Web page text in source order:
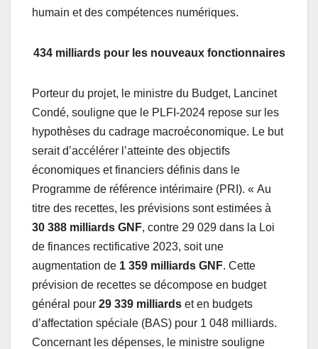
humain et des compétences numériques.
434 milliards pour les nouveaux fonctionnaires
Porteur du projet, le ministre du Budget, Lancinet
Condé, souligne que le PLFI-2024 repose sur les
hypothèses du cadrage macroéconomique. Le but
serait d’accélérer l’atteinte des objectifs
économiques et financiers définis dans le
Programme de référence intérimaire (PRI). « Au
titre des recettes, les prévisions sont estimées à
30 388 milliards GNF, contre 29 029 dans la Loi
de finances rectificative 2023, soit une
augmentation de 1 359 milliards GNF. Cette
prévision de recettes se décompose en budget
général pour 29 339 milliards et en budgets
d’affectation spéciale (BAS) pour 1 048 milliards.
Concernant les dépenses, le ministre souligne